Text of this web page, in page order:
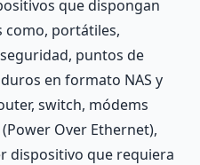
que dispongan
como, portátiles,
puntos de
en formato NAS y
switch, módems
Over Ethernet),
dispositivo que requiera